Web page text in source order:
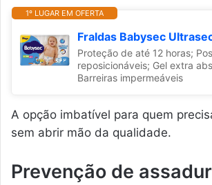
1º LUGAR EM OFERTA
Proteção de até 12 horas;
reposicionáveis; Gel extra
Barreiras impermeáveis
A opção imbatível para quem
sem abrir mão da qualidade.
Prevenção de